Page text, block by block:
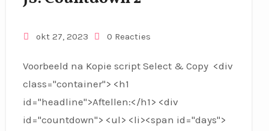
okt 27, 2023 0 Reacties
Voorbeeld na Kopie script Select & Copy <div
class="container"> <h1
id="headline">Aftellen:</h1> <div
id="countdown"> <ul> <li><span id="days">